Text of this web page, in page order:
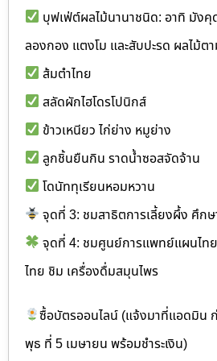
บุฟเฟ่ต์ผลไม้นานาชนิด: อาทิ มังคุด
ลองกอง แตงโม และสับปะรด ผลไม้ต
ส้มตำไทย
สลัดผักไฮโดรโปนิกส์
ข้าวเหนียว ไก่ย่าง หมูย่าง
ลูกชิ้นยืนกิน ราดน้ำซอสจัดจ้าน
โดนัททุเรียนหอมหวาน
จุดที่ 3: ชมสาธิตการเลี้ยงผึ้ง ศึก
จุดที่ 4: ชมศูนย์การแพทย์แผนไทย
ไทย ชิม เครื่องดื่มสมุนไพร
ซื้อบัตรออนไลน์ (แจ้งมาที่แอดมิน
พุธ ที่ 5 เมษายน พร้อมชำระเงิน)